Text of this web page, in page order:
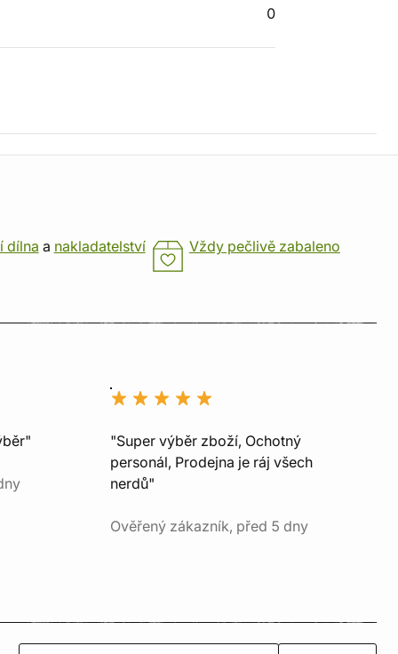
0
dílna a nakladatelství Vždy pečlivě zabaleno
"Super výběr zboží, Ochotný
personál, Prodejna je ráj všech
nerdů"
Ověřený zákazník, před 5 dny